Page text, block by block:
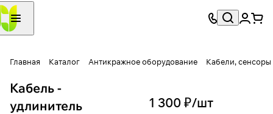
Главная Каталог Антикражное оборудование Кабели, сенсоры
Кабель -
удлинитель
1 300 ₽/шт